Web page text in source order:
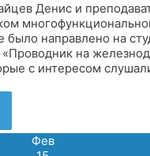
Денис и
направлено на
на
с интересом
Фев